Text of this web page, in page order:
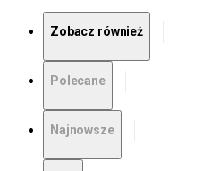
Zobacz również
Polecane
Najnowsze